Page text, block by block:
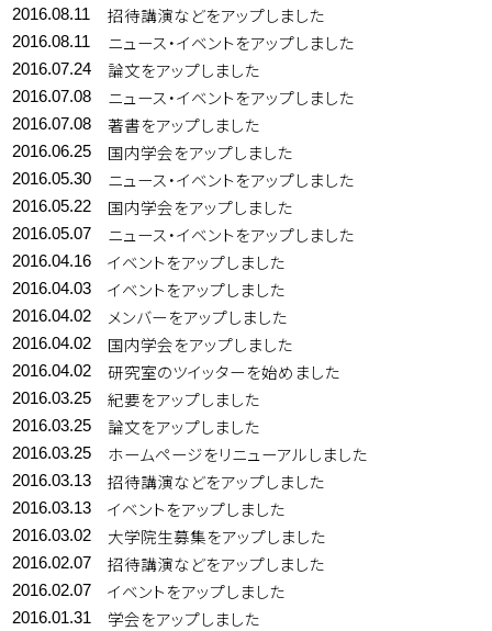
2016.08.11 招待講演などをアップしました
2016.08.11 ニュース・イベントをアップしました
2016.07.24 論文をアップしました
2016.07.08 ニュース・イベントをアップしました
2016.07.08 著書をアップしました
2016.06.25 国内学会をアップしました
2016.05.30 ニュース・イベントをアップしました
2016.05.22 国内学会をアップしました
2016.05.07 ニュース・イベントをアップしました
2016.04.16 イベントをアップしました
2016.04.03 イベントをアップしました
2016.04.02 メンバーをアップしました
2016.04.02 国内学会をアップしました
2016.04.02 研究室のツイッターを始めました
2016.03.25 紀要をアップしました
2016.03.25 論文をアップしました
2016.03.25 ホームページをリニューアルしました
2016.03.13 招待講演などをアップしました
2016.03.13 イベントをアップしました
2016.03.02 大学院生募集をアップしました
2016.02.07 招待講演などをアップしました
2016.02.07 イベントをアップしました
2016.01.31 学会をアップしました